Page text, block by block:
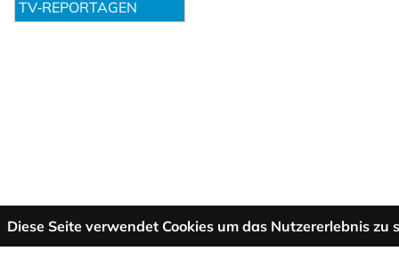
TV‑REPORTAGEN
Diese Seite verwendet Cookies um das Nutzererlebnis zu